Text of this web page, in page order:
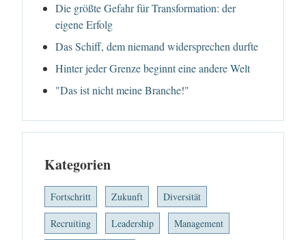
Die größte Gefahr für Transformation: der
eigene Erfolg
Das Schiff, dem niemand widersprechen durfte
Hinter jeder Grenze beginnt eine andere Welt
"Das ist nicht meine Branche!"
Kategorien
Fortschritt Zukunft Diversität
Recruiting Leadership Management